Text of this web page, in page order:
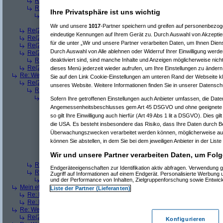
Re(3): Welches ETWAS hab ihr bekommen.. (
Re(4): Welches ETWAS hab ihr bekommen..
Re(5): Welches ETWAS hab ihr bekommen..
monster23
am
Re(2): Welches ETWAS hab ihr bekommen..
female
am 23.12.2008,
Re(2): Welches ETWAS hab ihr bekommen..( User6465am
Re(2): Welches ETWAS hab ihr bekommen..(playazam 23.12.2008,
Re(2): Welches ETWAS hab ihr bekommen..(Ardjanam 23.12.2008,
Re(3): Welches ETWAS hab ihr bekommen..(monster23am
Re(2): Welches ETWAS hab ihr bekommen..(User284am 23.12.2008,
Re: Welches ETWAS hab ihr bekommen..(Diallam 23.12.2008, 09:01:20)
Re(2): Welches ETWAS hab ihr bekommen.. (ddrobescham
Re(3): Welches ETWAS hab ihr bekommen..
Re(4): Welches ETWAS hab ihr bekommen..(Games2Gameam
Re(5): Welches ETWAS hab ihr bekommen..( ddrobescham
Re(6): Welches ETWAS hab ihr bekommen..
(q.e.d.am
Re(5): Welches ETWAS hab ihr bekommen..
am
Re(6): Welches ETWAS hab ihr bekommen.. (Games2Game
Re(7): Welches ETWAS hab ihr bekommen..(q.e.d.am
Re(8): Welches ETWAS hab ihr bekommen..(
Re(5): Welches ETWAS hab ihr bekommen.. (monster23am
Re(3): Welches ETWAS hab ihr bekommen.. (Diall am 23.12.2008,
Re(3): Welches ETWAS hab ihr bekommen..( Madleram 23.12.2008,
Re(4): Welches ETWAS hab ihr bekommen..(Games2Gameam
Mein etwas(Winnie_Pooham 23.12.2008, 09:12:01)
Re: Mein etwas
Re: Mein etwas
Re: Welches ETWAS hab ihr bekommen..
Dimmuam 23.12.2008,
Re(2): Welches ETWAS hab ihr bekommen..
Games2Gameam
Ihre Privatsphäre ist uns wichtig
Wir und unsere 1017-Partner speichern und greifen auf
eindeutige Kennungen auf Ihrem Gerät zu. Durch Auswahl von
für die unter „Wir und unsere Partner verarbeiten Daten, um Ihnen
Durch Auswahl von Alle ablehnen oder Widerruf Ihrer Einwilligung
deaktiviert sind, sind manche Inhalte und Anzeigen möglicherweise
dieses Menü jederzeit wieder aufrufen, um Ihre Einstellungen zu
Sie auf den Link Cookie-Einstellungen am unteren Rand der Webseite
unseres Website. Weitere Informationen finden Sie in unserer
Sofern Ihre getroffenen Einstellungen auch Anbieter umfassen, die
Angemessenheitsbeschlusses gem Art 45 DSGVO und ohne
so gilt Ihre Einwilligung auch hierfür (Art 49 Abs 1 lit a DSGVO). Dies
die USA. Es besteht insbesondere das Risiko, dass Ihre Daten durch
Überwachungszwecken verarbeitet werden können, möglicherweise
können Sie abstellen, in dem Sie bei dem jeweiligen Anbieter in der
Wir und unsere Partner verarbeiten Daten, um
Endgeräteeigenschaften zur Identifikation aktiv abfragen. Verwendung
Zugriff auf Informationen auf einem Endgerät. Personalisierte Werbung
und der Performance von Inhalten, Zielgruppenforschung sowie
Liste der Partner (Lieferanten)
Konfigurieren